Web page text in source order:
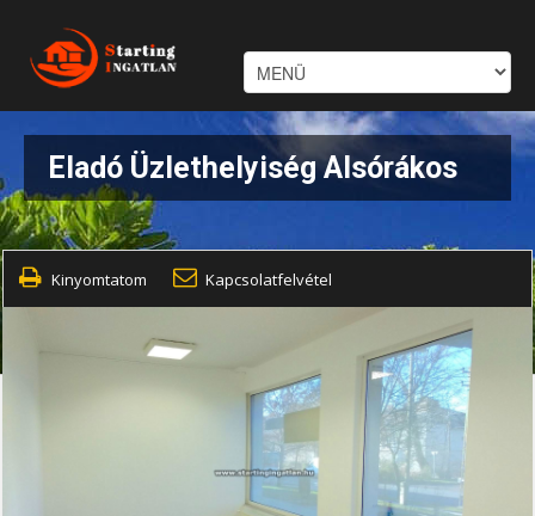
Eladó Üzlethelyiség Alsórákos
Kinyomtatom Kapcsolatfelvétel